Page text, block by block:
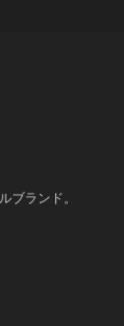
ブランド。